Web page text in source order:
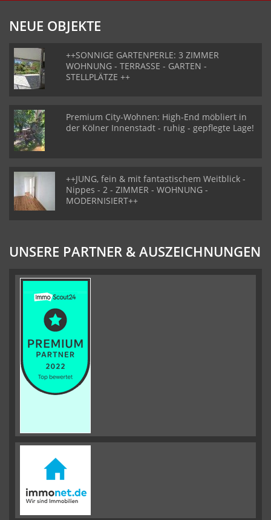
NEUE OBJEKTE
++SONNIGE GARTENPERLE: 3 ZIMMER
WOHNUNG - TERRASSE - GARTEN -
STELLPLÄTZE ++
Premium City-Wohnen: High-End möbliert in
der Kölner Innenstadt - ruhig - gepflegte Lage!
++JUNG, fein & mit fantastischem Weitblick -
Nippes - 2 - ZIMMER - WOHNUNG -
MODERNISIERT++
UNSERE PARTNER & AUSZEICHNUNGEN